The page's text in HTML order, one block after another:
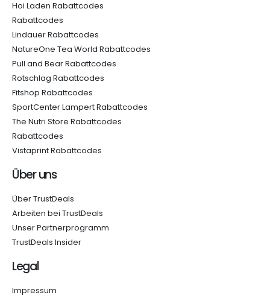
Hoi Laden Rabattcodes
Rabattcodes
Lindauer Rabattcodes
NatureOne Tea World Rabattcodes
Pull and Bear Rabattcodes
Rotschlag Rabattcodes
Fitshop Rabattcodes
SportCenter Lampert Rabattcodes
The Nutri Store Rabattcodes
Rabattcodes
Vistaprint Rabattcodes
Über uns
Über TrustDeals
Arbeiten bei TrustDeals
Unser Partnerprogramm
TrustDeals Insider
Legal
Impressum